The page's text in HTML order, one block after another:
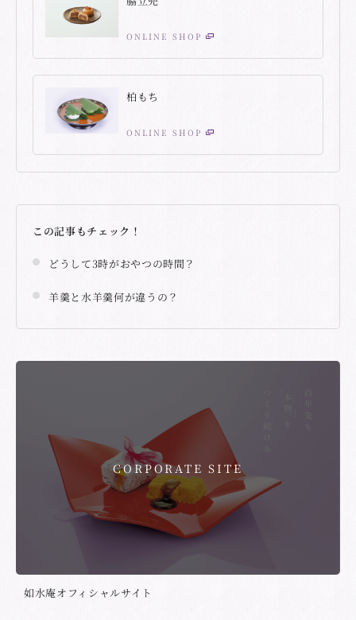
ONLINE SHOP
柏もち
ONLINE SHOP
この記事もチェック！
どうして3時がおやつの時間？
羊羹と水羊羹何が違うの？
CORPORATE SITE
如水庵オフィシャルサイト